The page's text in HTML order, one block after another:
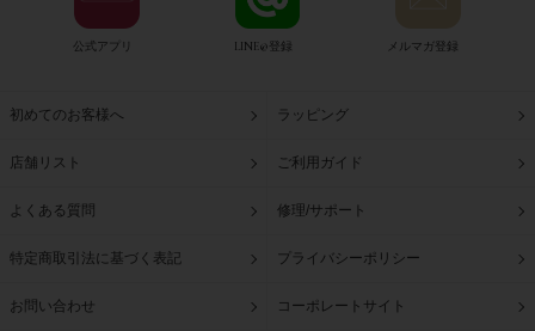
公式アプリ LINE@登録 メルマガ登録
初めてのお客様へ ラッピング
店舗リスト ご利用ガイド
よくある質問 修理/サポート
特定商取引法に基づく表記 プライバシーポリシー
お問い合わせ コーポレートサイト